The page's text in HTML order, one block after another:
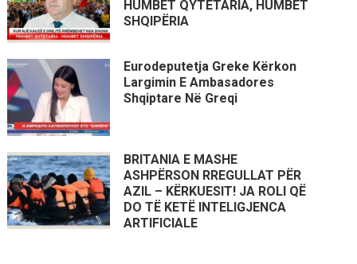
HUMBET QYTETARIA, HUMBET
SHQIPËRIA
Eurodeputetja Greke Kërkon
Largimin E Ambasadores
Shqiptare Në Greqi
BRITANIA E MASHE
ASHPËRSON RREGULLAT PËR
AZIL – KËRKUESIT! JA ROLI QË
DO TË KETË INTELIGJENCA
ARTIFICIALE